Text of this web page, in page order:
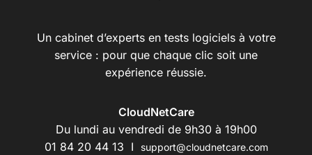
Un cabinet d’experts en tests logiciels à votre
service : pour que chaque clic soit une
expérience réussie.
CloudNetCare
Du lundi au vendredi de 9h30 à 19h00
01 84 20 44 13 I
support@cloudnetcare.com